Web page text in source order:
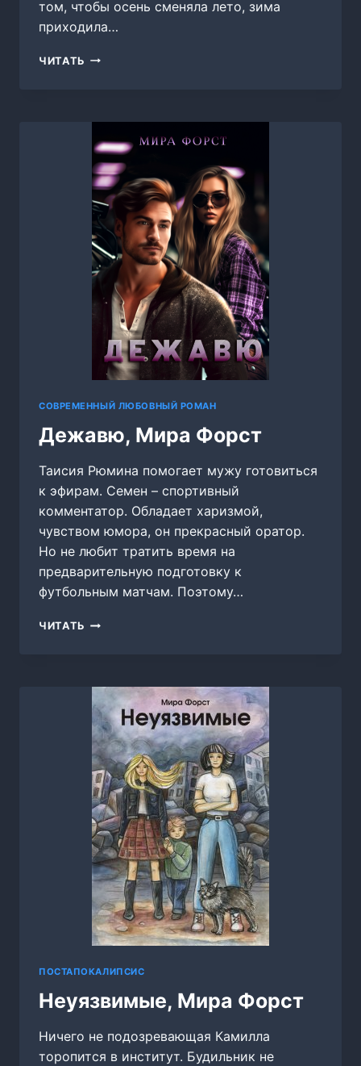
том, чтобы осень сменяла лето, зима
приходила…
ЧИТАТЬ УДЕРЖАТЬ
СОВРЕМЕННЫЙ ЛЮБОВНЫЙ РОМАН
Дежавю, Мира Форст
Таисия Рюмина помогает мужу готовиться
к эфирам. Семен – спортивный
комментатор. Обладает харизмой,
чувством юмора, он прекрасный оратор.
Но не любит тратить время на
предварительную подготовку к
футбольным матчам. Поэтому…
ЧИТАТЬ ДЕЖАВЮ,
ПОСТАПОКАЛИПСИС
Неуязвимые, Мира Форст
Ничего не подозревающая Камилла
торопится в институт. Будильник не